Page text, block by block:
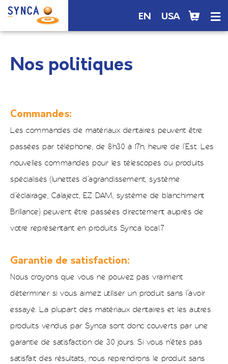
EN USA
Nos politiques
Commandes:
Les commandes de matériaux dentaires peuvent être
passées par téléphone, de 8h30 à 17h, heure de l’Est. Les
nouvelles commandes pour les télescopes ou produits
spécialisés (lunettes d’agrandissement, système
d’éclairage, Calaject, EZ DAM, système de blanchiment
Brillance) peuvent être passées directement auprès de
votre représentant en produits Synca local.7
Garantie de satisfaction:
Nous croyons que vous ne pouvez pas vraiment
déterminer si vous aimez utiliser un produit sans l’avoir
essayé. La plupart des matériaux dentaires et les autres
produits vendus par Synca sont donc couverts par une
garantie de satisfaction de 30 jours. Si vous n’êtes pas
satisfait des résultats, nous reprendrons le produit sans